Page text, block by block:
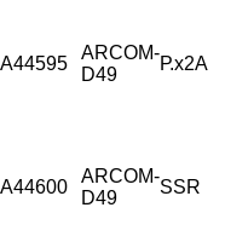
A44595
ARCOM-
D49
Р.х2А
A44600
ARCOM-
D49
SSR